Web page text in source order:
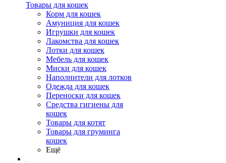
Товары для кошек
Корм для кошек
Амуниция для кошек
Игрушки для кошек
Лакомства для кошек
Лотки для кошек
Мебель для кошек
Миски для кошек
Наполнители для лотков
Одежда для кошек
Переноски для кошек
Средства гигиены для
кошек
Товары для котят
Товары для груминга
кошек
Ещё